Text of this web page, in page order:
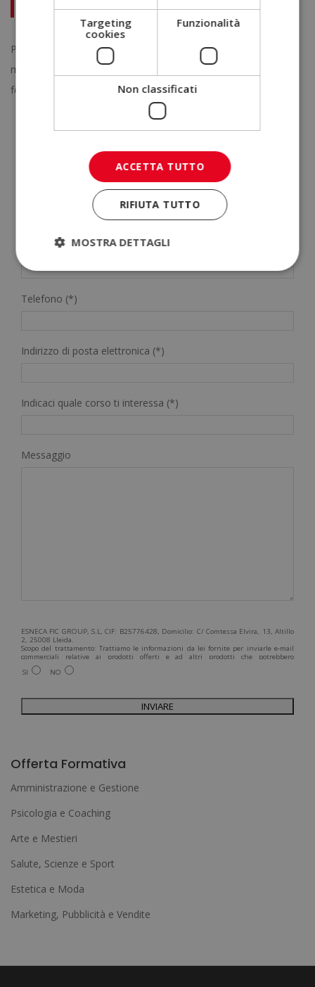
Master in Psicologia Olistica + Master Esperto in Coaching
Per saperne di più sui dettagli, contattateci via chat o sui social
media. Saremo lieti di consigliarvi e aiutarvi a trovare la
formazione più adatta a voi.
RICHIEDI ULTERIORI INFORMAZIONI
Cognome (*)
Telefono (*)
Indirizzo di posta elettronica (*)
Indicaci quale corso ti interessa (*)
Messaggio
ESNECA FIC GROUP, S.L, CIF: B25776428, Domicilio: C/ Comtessa Elvira, 13, Altillo
2, 25008 Lleida.
Scopo del trattamento: Trattiamo le informazioni da lei fornite per inviarle e-mail
commerciali relative ai prodotti offerti e ad altri prodotti che potrebbero
interessarla. Legittimazione del trattamento: Consenso dell'interessato. Diritti:
Può esercitare i suoi diritti identificandosi sufficientemente e contattandoci
ricevere informazioni commerciali (per telefono e/o via e-mail):
SI NO
l
r
n
a
v
Offerta Formativa
Amministrazione e Gestione
Psicologia e Coaching
Arte e Mestieri
Salute, Scienze e Sport
Estetica e Moda
Marketing, Pubblicità e Vendite
Targeting
cookies
Funzionalità
Non classificati
ACCETTA TUTTO
RIFIUTA TUTTO
MOSTRA DETTAGLI